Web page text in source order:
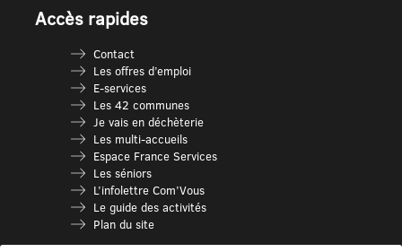
Accès rapides
Contact
Les offres d’emploi
E-services
Les 42 communes
Je vais en déchèterie
Les multi-accueils
Espace France Services
Les séniors
L’infolettre Com’Vous
Le guide des activités
Plan du site